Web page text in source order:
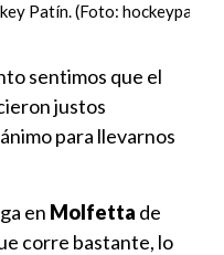
Patín. (Foto: hockeypatín.cl)
sentimos que el
justos
para llevarnos
en Molfetta de
corre bastante, lo